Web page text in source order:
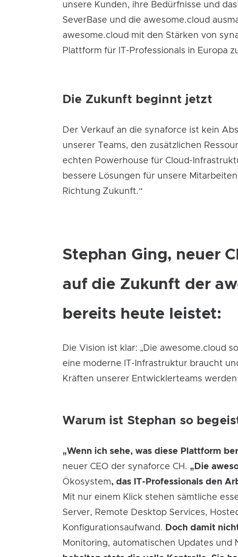
unsere Kunden, ihre Bedürfnisse und
SeverBase und die awesome.cloud
awesome.cloud mit den Stärken von
Plattform für IT-Professionals in Europa
Die Zukunft beginnt jetzt
Der Verkauf an die synaforce ist kein
unserer Teams, den zusätzlichen
echten Powerhouse für Cloud-
bessere Lösungen für unsere
Richtung Zukunft.“
Stephan Ging, neuer
auf die Zukunft der
bereits heute leistet:
Die Vision ist klar: „Die awesome.cloud
eine moderne IT-Infrastruktur braucht
Kräften unserer Entwicklerteams
Warum ist Stephan so
„Wenn ich sehe, was diese Plattform
neuer CEO der synaforce CH. „Die
Ökosystem, das IT-Professionals den
Mit nur einem Klick stehen sämtliche
Server, Remote Desktop Services,
Konfigurationsaufwand. Doch damit
Monitoring, automatischen Updates